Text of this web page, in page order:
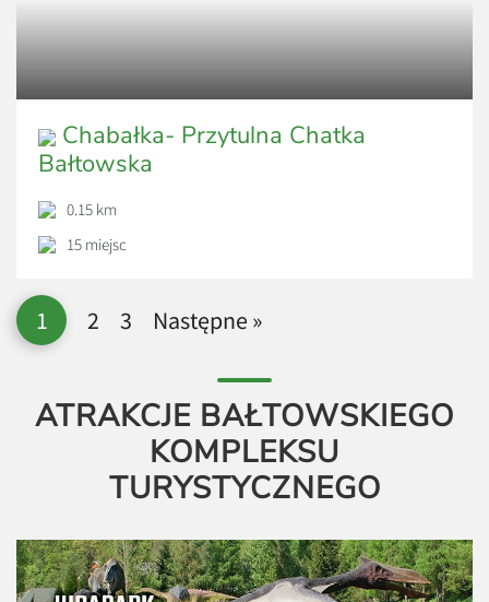
Chabałka- Przytulna Chatka
Bałtowska
0.15 km
15 miejsc
1 2 3 Następne »
ATRAKCJE BAŁTOWSKIEGO
KOMPLEKSU
TURYSTYCZNEGO